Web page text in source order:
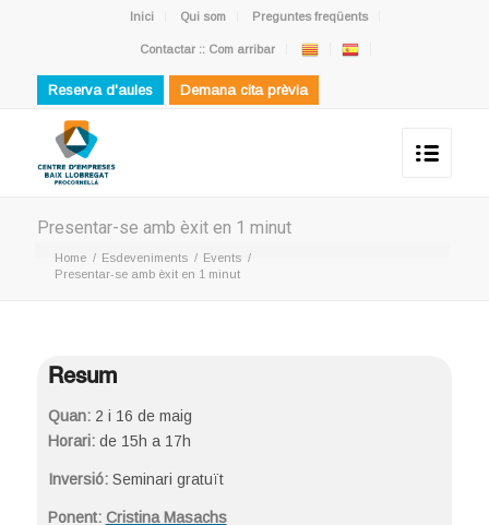
Inici Qui som Preguntes freqüents
Contactar :: Com arribar
Reserva d'aules Demana cita prèvia
Presentar-se amb èxit en 1 minut
Home / Esdeveniments / Events /
Presentar-se amb èxit en 1 minut
Resum
Quan:2 i 16 de maig
Horari:de 15h a 17h
Inversió: Seminari gratuït
Ponent: Cristina Masachs